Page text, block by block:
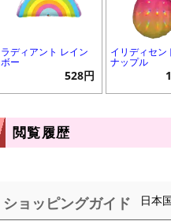
ラディアント レイン
ボー
528円
イリディセン
ナップル
閲覧履歴
ショッピングガイド 日本